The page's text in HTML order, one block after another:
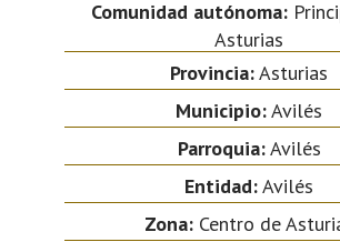
Comunidad autónoma:
Asturias
Provincia:Asturias
Municipio:Avilés
Parroquia:Avilés
Entidad:Avilés
Zona:Centro de